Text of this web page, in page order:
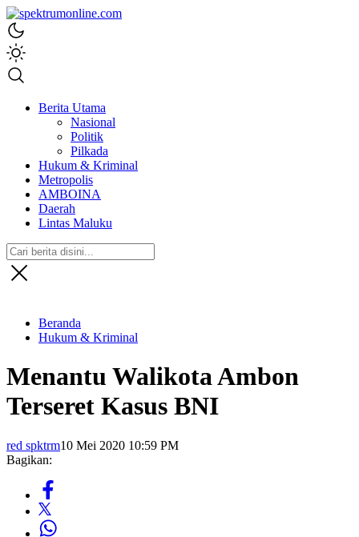
spektrumonline.com
Berita Utama
Nasional
Politik
Pilkada
Hukum & Kriminal
Metropolis
AMBOINA
Daerah
Lintas Maluku
Beranda
Hukum & Kriminal
Menantu Walikota Ambon
Terseret Kasus BNI
red spktrm10 Mei 2020 10:59 PM
Bagikan: